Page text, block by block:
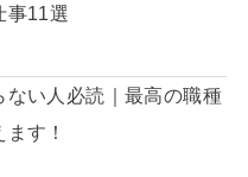
事11選
ない人必読｜最高の職種
す！